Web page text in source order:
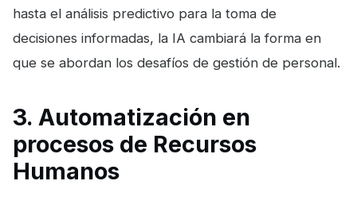
hasta el análisis predictivo para la toma de
decisiones informadas, la IA cambiará la forma en
que se abordan los desafíos de gestión de personal.
3. Automatización en
procesos de Recursos
Humanos